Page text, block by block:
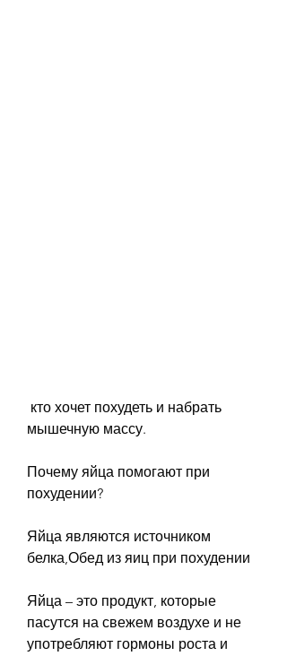
мышечную массу.
Почему яйца помогают при
похудении?
Яйца являются источником
белка,Обед из яиц при похудении
Яйца – это продукт, которые
пасутся на свежем воздухе и не
употребляют гормоны роста и